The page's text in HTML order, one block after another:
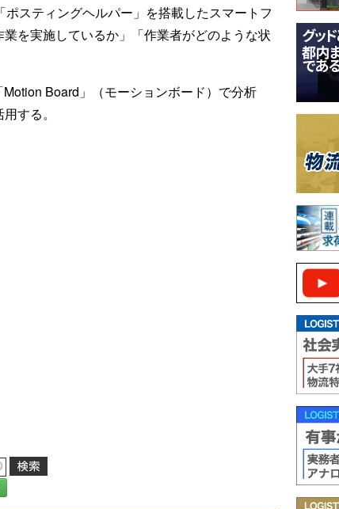
スティングヘルパー」を搭載したスマートフ
を実施しているか」「作業者がどのような状
Board」（モーションボード）で分析
する。